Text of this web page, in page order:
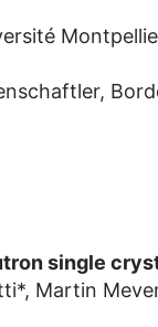
single
Martin